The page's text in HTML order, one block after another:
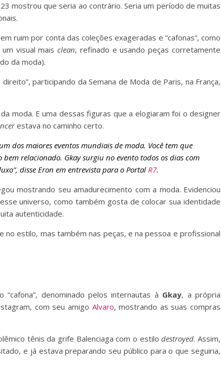
mostrou que seria ao contrário. Seria um período de muitas
ruim por conta das coleções exageradas e “cafonas”, como
um visual maisclean, refinado e usando peças corretamente
da moda).
participando da Semana de Moda de Paris, na França,
moda. E uma dessas figuras que a elogiaram foi o designer
estava no caminho certo.
dos maiores eventos mundiais de moda. Você tem que
relacionado. Gkay surgiu no evento todos os dias com
disse Eron em entrevista para o Portal R7.
mostrando seu amadurecimento com a moda. Evidenciou
universo, como também gosta de colocar sua identidade
autenticidade.
estilo, mas também nas peças, e na pessoa e profissional
denominado pelos internautas à Gkay, a própria
com seu amigo Alvaro, mostrando as suas compras
tênis da grife Balenciaga com o estilodestroyed. Assim,
e já estava preparando seu público para o que seguiria,